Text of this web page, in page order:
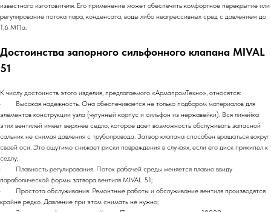
известного изготовителя. Его применение может обеспечить комфортное перекрытие или
регулирование потока пара, конденсата, воды либо неагрессивных сред с давлением до
1,6 МПа.
Достоинства запорного сильфонного клапана MIVAL
51
К числу достоинств этого изделия, предлагаемого «АрмапромТехно», относятся:
· Высокая надежность. Она обеспечивается не только подбором материалов для
элементов конструкции узла (чугунный корпус и сильфон из нержавейки). Вся линейка
этих вентилей имеет верхнее седло, которое дает возможность обслуживать запасной
сальник не снимая давления с трубопровода. Затвор клапана способен вращаться вокруг
своей оси. Это ощутимо снижает риски повреждения в случаях, если его диск прикипел к
седлу;
· Плавность регулирования. Поток рабочей среды меняется плавно ввиду
параболической формы затвора вентиля MIVAL 51;
· Простота обслуживания. Ремонтные работы и обслуживание вентиля производятся
крайне редко. Давление при этом снимать не нужно;